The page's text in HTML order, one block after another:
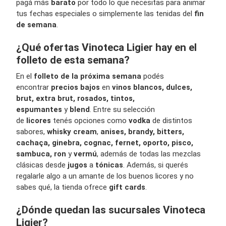
pagá más barato por todo lo que necesitas para animar
tus fechas especiales o simplemente las tenidas del fin
de semana.
¿Qué ofertas Vinoteca Ligier hay en el
folleto de esta semana?
En el folleto de la próxima semana podés
encontrar precios bajos en vinos blancos, dulces,
brut, extra brut, rosados, tintos,
espumantes y blend. Entre su selección
de licores tenés opciones como vodka de distintos
sabores, whisky cream, anises, brandy, bitters,
cachaça, ginebra, cognac, fernet, oporto, pisco,
sambuca, ron yvermú, además de todas las mezclas
clásicas desde jugos a tónicas. Además, si querés
regalarle algo a un amante de los buenos licores y no
sabes qué, la tienda ofrece gift cards.
¿Dónde quedan las sucursales Vinoteca
Ligier?